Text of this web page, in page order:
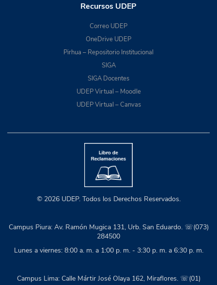
Recursos UDEP
Correo UDEP
OneDrive UDEP
Pirhua – Repositorio Institucional
SIGA
SIGA Docentes
UDEP Virtual – Moodle
UDEP Virtual – Canvas
© 2026 UDEP. Todos los Derechos Reservados.
Campus Piura: Av. Ramón Mugica 131, Urb. San Eduardo. ☏(073)
284500
Lunes a viernes: 8:00 a. m. a 1:00 p. m. - 3:30 p. m. a 6:30 p. m.
Campus Lima: Calle Mártir José Olaya 162, Miraflores. ☏(01)